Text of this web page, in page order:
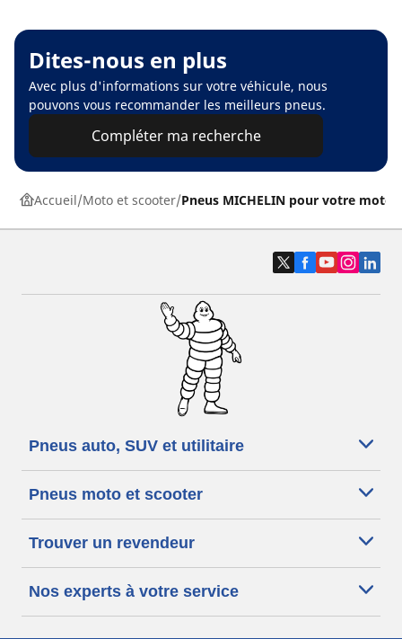
Dites-nous en plus
Avec plus d'informations sur votre véhicule, nous
pouvons vous recommander les meilleurs pneus.
Compléter ma recherche
Accueil Moto et scooter Pneus MICHELIN pour votre moto
Pneus auto, SUV et utilitaire
Pneus moto et scooter
Trouver un revendeur
Nos experts à votre service